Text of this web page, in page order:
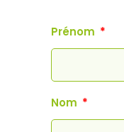
Prénom
Nom